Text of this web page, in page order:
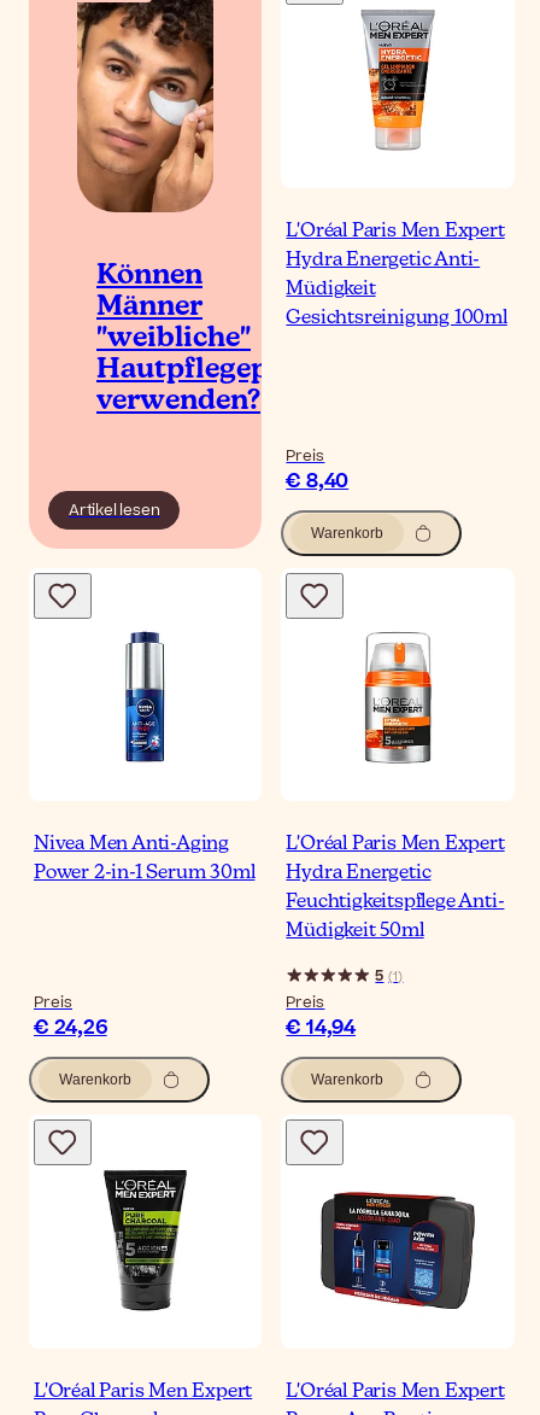
Können
Männer
"weibliche"
Hautpflegeprodukte
verwenden?
Artikel lesen
L'Oréal Paris Men Expert
Hydra Energetic Anti-
Müdigkeit
Gesichtsreinigung 100ml
Preis
€ 8,40
Warenkorb
Nivea Men Anti-Aging
Power 2-in-1 Serum 30ml
Preis
€ 24,26
Warenkorb
L'Oréal Paris Men Expert
Hydra Energetic
Feuchtigkeitspflege Anti-
Müdigkeit 50ml
5 (1)
Preis
€ 14,94
Warenkorb
L'Oréal Paris Men Expert
L'Oréal Paris Men Expert